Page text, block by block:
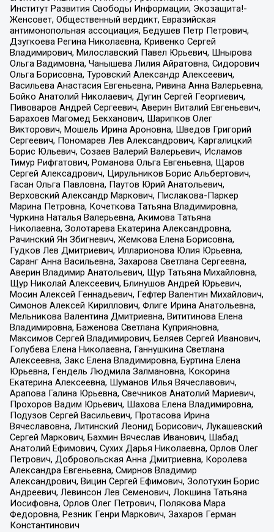
Институт Развития Свободы Информации, Экозащита!-
Женсовет, Общественный вердикт, Евразийская
антимонопольная ассоциация, Бедушев Петр Петрович,
Дзугкоева Регина Николаевна, Кривенко Сергей
Владимирович, Милославский Павел Юрьевич, Шнырова
Ольга Вадимовна, Чанышева Лилия Айратовна, Сидорович
Ольга Борисовна, Туровский Александр Алексеевич,
Васильева Анастасия Евгеньевна, Ривина Анна Валерьевна,
Бойко Анатолий Николаевич, Дугин Сергей Георгиевич,
Пивоваров Андрей Сергеевич, Аверин Виталий Евгеньевич,
Барахоев Магомед Бекханович, Шарипков Олег
Викторович, Мошель Ирина Ароновна, Шведов Григорий
Сергеевич, Пономарев Лев Александрович, Каргалицкий
Борис Юльевич, Созаев Валерий Валерьевич, Исламов
Тимур Рифгатович, Романова Ольга Евгеньевна, Щаров
Сергей Алексадрович, Цирульников Борис Альбертович,
Гасан Ольга Павловна, Паутов Юрий Анатольевич,
Верховский Александр Маркович, Пислакова-Паркер
Марина Петровна, Кочеткова Татьяна Владимировна,
Чуркина Наталья Валерьевна, Акимова Татьяна
Николаевна, Золотарева Екатерина Александровна,
Рачинский Ян Збигневич, Жемкова Елена Борисовна,
Гудков Лев Дмитриевич, Илларионова Юлия Юрьевна,
Саранг Анна Васильевна, Захарова Светлана Сергеевна,
Аверин Владимир Анатольевич, Щур Татьяна Михайловна,
Щур Николай Алексеевич, Блинушов Андрей Юрьевич,
Мосин Алексей Геннадьевич, Гефтер Валентин Михайлович,
Симонов Алексей Кириллович, Флиге Ирина Анатольевна,
Мельникова Валентина Дмитриевна, Вититинова Елена
Владимировна, Баженова Светлана Куприяновна,
Максимов Сергей Владимирович, Беляев Сергей Иванович,
Голубева Елена Николаевна, Ганнушкина Светлана
Алексеевна, Закс Елена Владимировна, Буртина Елена
Юрьевна, Гендель Людмила Залмановна, Кокорина
Екатерина Алексеевна, Шуманов Илья Вячеславович,
Арапова Галина Юрьевна, Свечников Анатолий Мариевич,
Прохоров Вадим Юрьевич, Шахова Елена Владимировна,
Подузов Сергей Васильевич, Протасова Ирина
Вячеславовна, Литинский Леонид Борисович, Лукашевский
Сергей Маркович, Бахмин Вячеслав Иванович, Шабад
Анатолий Ефимович, Сухих Дарья Николаевна, Орлов Олег
Петрович, Добровольская Анна Дмитриевна, Королева
Александра Евгеньевна, Смирнов Владимир
Александрович, Вицин Сергей Ефимович, Золотухин Борис
Андреевич, Левинсон Лев Семенович, Локшина Татьяна
Иосифовна, Орлов Олег Петрович, Полякова Мара
Федоровна, Резник Генри Маркович, Захаров Герман
Константинович